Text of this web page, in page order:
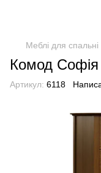
Меблі для спальні
Комод
Артикул: 6118